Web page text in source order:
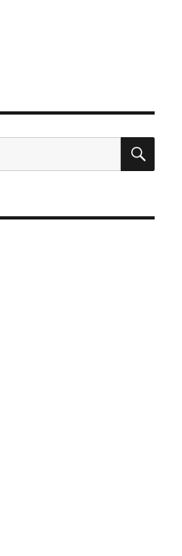
搜